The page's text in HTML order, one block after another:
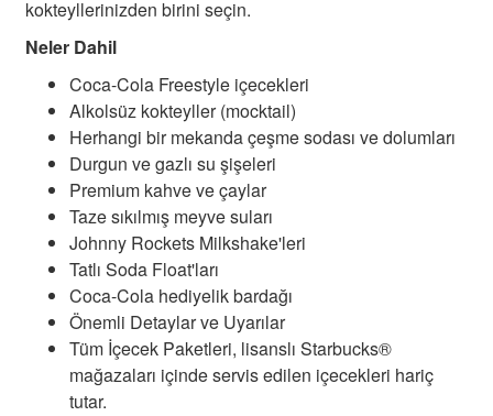
kokteyllerinizden birini seçin.
Neler Dahil
Coca-Cola Freestyle içecekleri
Alkolsüz kokteyller (mocktail)
Herhangi bir mekanda çeşme sodası ve dolumları
Durgun ve gazlı su şişeleri
Premium kahve ve çaylar
Taze sıkılmış meyve suları
Johnny Rockets Milkshake'leri
Tatlı Soda Float'ları
Coca-Cola hediyelik bardağı
Önemli Detaylar ve Uyarılar
Tüm İçecek Paketleri, lisanslı Starbucks®
mağazaları içinde servis edilen içecekleri hariç
tutar.